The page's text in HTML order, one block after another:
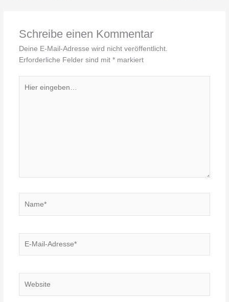
Schreibe einen Kommentar
Deine E-Mail-Adresse wird nicht veröffentlicht.
Erforderliche Felder sind mit *markiert
eingeben…